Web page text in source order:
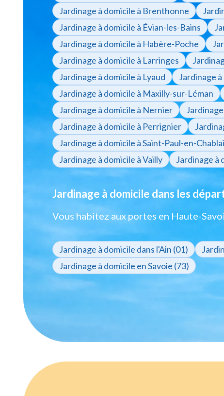
Jardinage à domicile à Brenthonne
Jardinage à domicile à Évian-les-Bains
Jardinage à domicile à Habère-Poche
Jardinage à domicile à Larringes
Jardinage à domicile à Lyaud
Jardinage
Jardinage à domicile à Maxilly-sur-Léman
Jardinage à domicile à Nernier
Jardinage à domicile à Perrignier
Jardinage à domicile à Saint-Paul-en-
Jardinage à domicile à Vailly
Jardinage à
Jardinage à domicile dans les
Vous habitez aux portes en Haute-
Jardinage à domicile dans l'Ain (01)
Jardinage à domicile en Savoie (73)